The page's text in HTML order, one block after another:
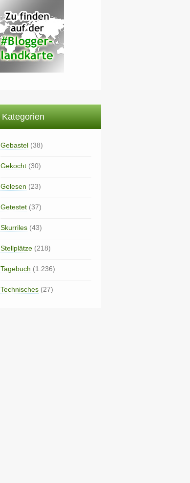
Kategorien
Gebastel(38)
Gekocht(30)
Gelesen (23)
Getestet(37)
Skurriles(43)
Stellplätze(218)
Tagebuch (1.236)
Technisches(27)